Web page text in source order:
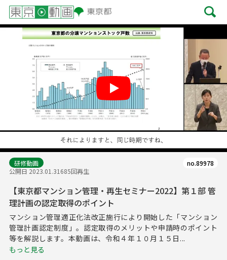
研修動画
公開日 2023.01.31685回再生
no.89978
【東京都マンション管理・再生セミナー2022】第１部 管
理計画の認定取得のポイント
マンション管理適正化法改正施行により開始した「マンション
管理計画認定制度」。認定取得のメリットや申請時のポイント
等を解説します。本動画は、令和４年１０月１５日...
もっと見る